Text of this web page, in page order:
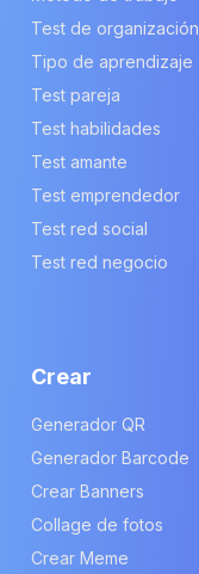
Test de organización
Tipo de aprendizaje
Test pareja
Test habilidades
Test amante
Test emprendedor
Test red social
Test red negocio
Crear
Generador QR
Generador Barcode
Crear Banners
Collage de fotos
Crear Meme